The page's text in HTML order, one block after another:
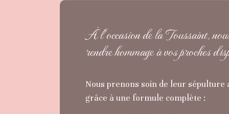
À l’occasion de la Toussaint,
rendre hommage à vos proches
Nous prenons soin de leur sépulture
grâce à une formule complète :